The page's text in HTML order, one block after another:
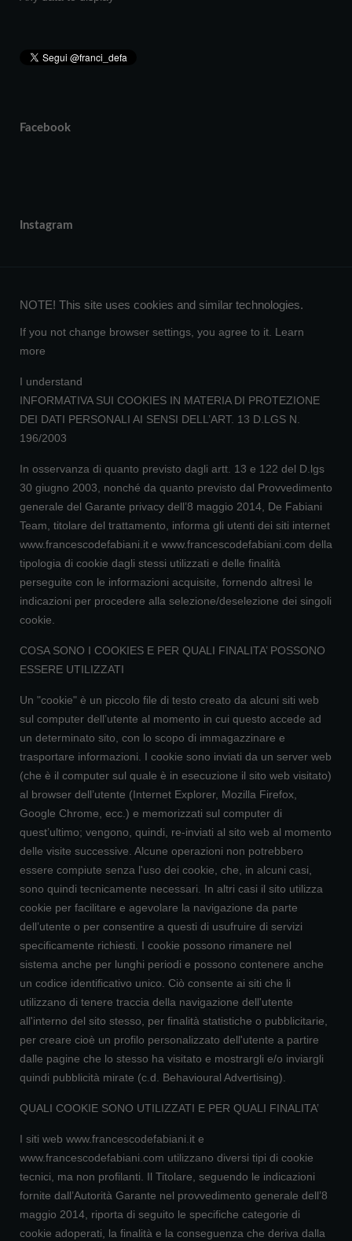
Facebook
Instagram
NOTE! This site uses cookies and similar technologies.
If you not change browser settings, you agree to it. Learn
more
I understand
INFORMATIVA SUI COOKIES IN MATERIA DI PROTEZIONE
DEI DATI PERSONALI AI SENSI DELL’ART. 13 D.LGS N.
196/2003
In osservanza di quanto previsto dagli artt. 13 e 122 del D.lgs
30 giugno 2003, nonché da quanto previsto dal Provvedimento
generale del Garante privacy dell’8 maggio 2014, De Fabiani
Team, titolare del trattamento, informa gli utenti dei siti internet
www.francescodefabiani.it e www.francescodefabiani.com della
tipologia di cookie dagli stessi utilizzati e delle finalità
perseguite con le informazioni acquisite, fornendo altresì le
indicazioni per procedere alla selezione/deselezione dei singoli
cookie.
COSA SONO I COOKIES E PER QUALI FINALITA’ POSSONO
ESSERE UTILIZZATI
Un "cookie" è un piccolo file di testo creato da alcuni siti web
sul computer dell’utente al momento in cui questo accede ad
un determinato sito, con lo scopo di immagazzinare e
trasportare informazioni. I cookie sono inviati da un server web
(che è il computer sul quale è in esecuzione il sito web visitato)
al browser dell’utente (Internet Explorer, Mozilla Firefox,
Google Chrome, ecc.) e memorizzati sul computer di
quest’ultimo; vengono, quindi, re-inviati al sito web al momento
delle visite successive. Alcune operazioni non potrebbero
essere compiute senza l'uso dei cookie, che, in alcuni casi,
sono quindi tecnicamente necessari. In altri casi il sito utilizza
cookie per facilitare e agevolare la navigazione da parte
dell’utente o per consentire a questi di usufruire di servizi
specificamente richiesti. I cookie possono rimanere nel
sistema anche per lunghi periodi e possono contenere anche
un codice identificativo unico. Ciò consente ai siti che li
utilizzano di tenere traccia della navigazione dell'utente
all'interno del sito stesso, per finalità statistiche o pubblicitarie,
per creare cioè un profilo personalizzato dell'utente a partire
dalle pagine che lo stesso ha visitato e mostrargli e/o inviargli
quindi pubblicità mirate (c.d. Behavioural Advertising).
QUALI COOKIE SONO UTILIZZATI E PER QUALI FINALITA’
I siti web www.francescodefabiani.it e
www.francescodefabiani.com utilizzano diversi tipi di cookie
tecnici, ma non profilanti. Il Titolare, seguendo le indicazioni
fornite dall’Autorità Garante nel provvedimento generale dell’8
maggio 2014, riporta di seguito le specifiche categorie di
cookie adoperati, la finalità e la conseguenza che deriva dalla